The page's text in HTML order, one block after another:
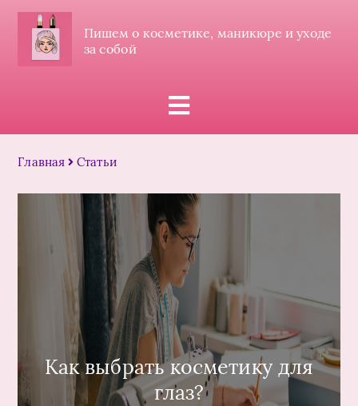
Пишем о косметике, маникюре и уходе
за собой
Главная Статьи
Как выбрать косметику для
глаз?